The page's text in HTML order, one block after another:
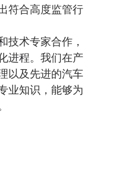
符合高度监管行
技术专家合作，
进程。我们在产
以及先进的汽车
业知识，能够为